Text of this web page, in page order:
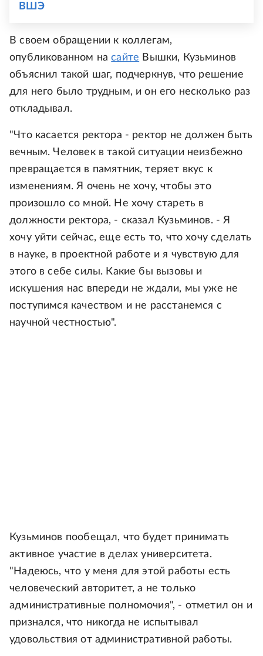
ВШЭ
В своем обращении к коллегам,
опубликованном насайте Вышки, Кузьминов
объяснил такой шаг, подчеркнув, что решение
для него было трудным, и он его несколько раз
откладывал.
"Что касается ректора - ректор не должен быть
вечным. Человек в такой ситуации неизбежно
превращается в памятник, теряет вкус к
изменениям. Я очень не хочу, чтобы это
произошло со мной. Не хочу стареть в
должности ректора, - сказал Кузьминов. - Я
хочу уйти сейчас, еще есть то, что хочу сделать
в науке, в проектной работе и я чувствую для
этого в себе силы. Какие бы вызовы и
искушения нас впереди не ждали, мы уже не
поступимся качеством и не расстанемся с
научной честностью".
Кузьминов пообещал, что будет принимать
активное участие в делах университета.
"Надеюсь, что у меня для этой работы есть
человеческий авторитет, а не только
административные полномочия", - отметил он и
признался, что никогда не испытывал
удовольствия от административной работы.